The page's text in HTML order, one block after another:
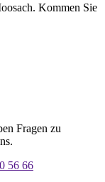
Kommen Sie
Fragen zu
56 66